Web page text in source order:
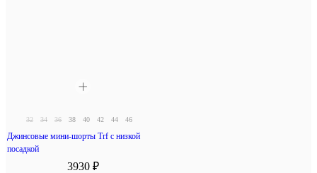
32 34 36 38 40 42 44 46
Джинсовые мини-шорты Trf с низкой
посадкой
3930 ₽